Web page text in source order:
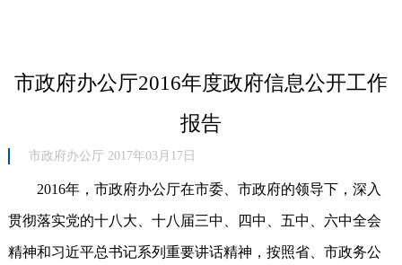
市政府办公厅2016年度政府信息公开工作
报告
市政府办公厅 2017年03月17日
2016年，市政府办公厅在市委、市政府的领导下，深入
贯彻落实党的十八大、十八届三中、四中、五中、六中全会
精神和习近平总书记系列重要讲话精神，按照省、市政务公